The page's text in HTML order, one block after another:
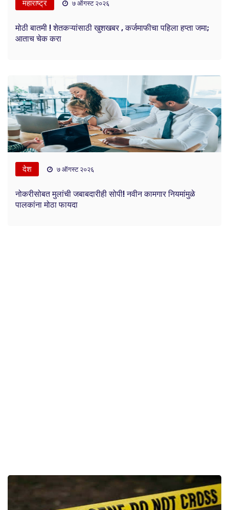
महाराष्ट्र ७ ऑगस्ट २०२६
मोठी बातमी ! शेतकऱ्यांसाठी खुशखबर , कर्जमाफीचा पहिला हप्ता जमा;
आताच चेक करा
देश ७ ऑगस्ट २०२६
नोकरीसोबत मुलांची जबाबदारीही सोपी! नवीन कामगार नियमांमुळे
पालकांना मोठा फायदा